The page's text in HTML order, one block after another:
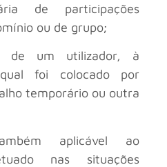
de participações
ou de grupo;
de um utilizador, à
foi colocado por
temporário ou outra
aplicável ao
nas situações